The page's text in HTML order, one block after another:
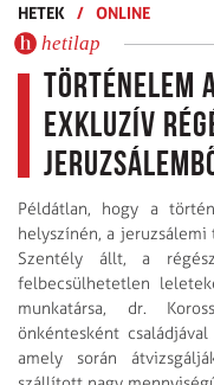
HETEK
/ ONLINE
hetilap
Történelem
exkluzív
Példátlan, hogy a
helyszínén, a
Szentély állt, a
felbecsülhetetlen
munkatársa, dr.
önkéntesként
amely során